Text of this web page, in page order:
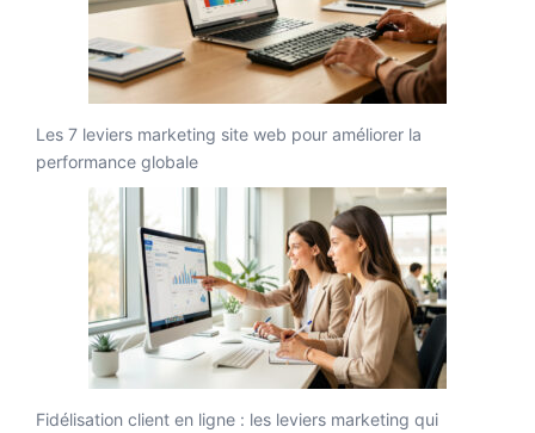
Les 7 leviers marketing site web pour améliorer la
performance globale
Fidélisation client en ligne : les leviers marketing qui